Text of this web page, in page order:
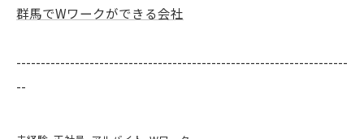
群馬でWワークができる会社
--------------------------------------------------------------------
--